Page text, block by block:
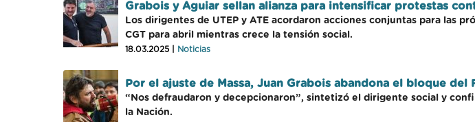
Grabois y Aguiar sellan alianza para intensificar protestas
Los dirigentes de UTEP y ATE acordaron acciones conjuntas para las
CGT para abril mientras crece la tensión social.
18.03.2025 | Noticias
Por el ajuste de Massa, Juan Grabois abandona el bloque
“Nos defraudaron y decepcionaron”, sintetizó el dirigente social y
la Nación.